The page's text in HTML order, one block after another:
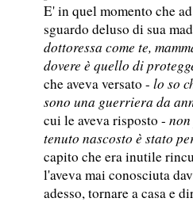
E' in quel momento che
sguardo deluso di sua
dottoressa come te,
dovere è quello di
che aveva versato - lo so
sono una guerriera da
cui le aveva risposto -
tenuto nascosto è stato
capito che era inutile
l'aveva mai conosciuta
adesso, tornare a casa e